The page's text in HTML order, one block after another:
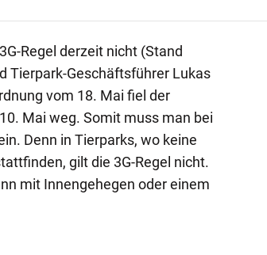
Regel derzeit nicht (Stand
Tierpark-Geschäftsführer Lukas
vom 18. Mai fiel der
Mai weg. Somit muss man bei
Denn in Tierparks, wo keine
gilt die 3G-Regel nicht.
mit Innengehegen oder einem